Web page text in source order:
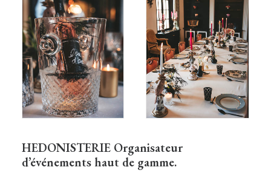
HEDONISTERIE Organisateur
d’événements haut de gamme.